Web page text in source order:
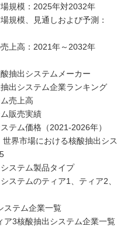
規模：2025年対2032年
規模、見通しおよび予測：
上高：2021年～2032年
抽出システムメーカー
出システム企業ランキング
売上高
販売実績
テム価格（2021-2026年）
界市場における核酸抽出シス
ステム製品タイプ
ステムのティア1、ティア2、
ステム企業一覧
3核酸抽出システム企業一覧